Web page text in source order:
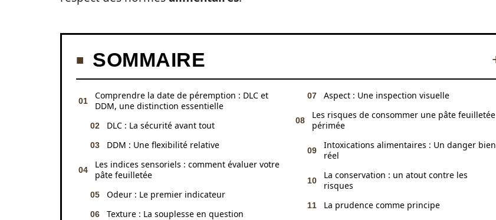
SOMMAIRE
Comprendre la date de péremption : DLC et
DDM, une distinction essentielle
DLC : La sécurité avant tout
DDM : Une flexibilité relative
Les indices sensoriels : comment évaluer votre
pâte feuilletée
Odeur : Le premier indicateur
Texture : La souplesse en question
Aspect : Une inspection visuelle
Les risques de consommer une pâte feuilletée
périmée
Intoxications alimentaires : Un danger bien
réel
La conservation : un atout contre les
risques
La prudence comme principe